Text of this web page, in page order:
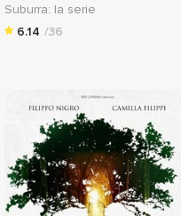
Suburra: la serie
6.14 /36